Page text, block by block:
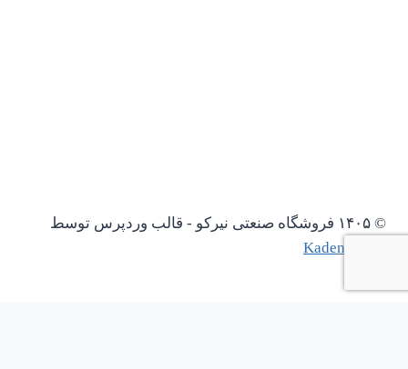
© ۱۴۰۵ فروشگاه صنعتی نیرکو - قالب وردپرس توسط
Kadence WP